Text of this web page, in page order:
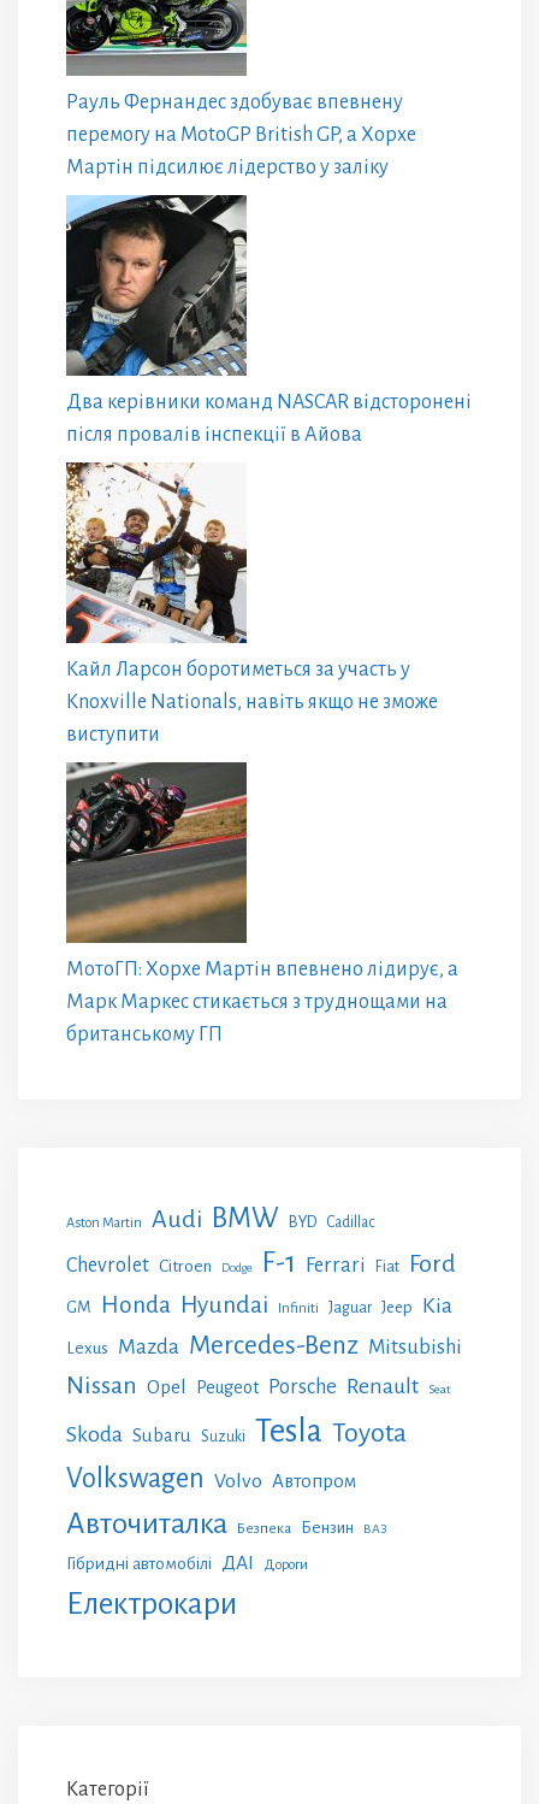
Рауль Фернандес здобуває впевнену
перемогу на MotoGP British GP, а Хорхе
Мартін підсилює лідерство у заліку
Два керівники команд NASCAR відсторонені
після провалів інспекції в Айова
Кайл Ларсон боротиметься за участь у
Knoxville Nationals, навіть якщо не зможе
виступити
МотоГП: Хорхе Мартін впевнено лідирує, а
Марк Маркес стикається з труднощами на
британському ГП
Aston Martin Audi BMW BYD Cadillac
Chevrolet Citroen Dodge F-1 Ferrari Fiat Ford
GM Honda Hyundai Infiniti Jaguar Jeep Kia
Lexus Mazda Mercedes-Benz Mitsubishi
Nissan Opel Peugeot Porsche Renault Seat
Skoda Subaru Suzuki Tesla Toyota
Volkswagen Volvo Автопром
Авточиталка Безпека Бензин ВАЗ
Гібридні автомобілі ДАІ Дороги
Електрокари
Категорії